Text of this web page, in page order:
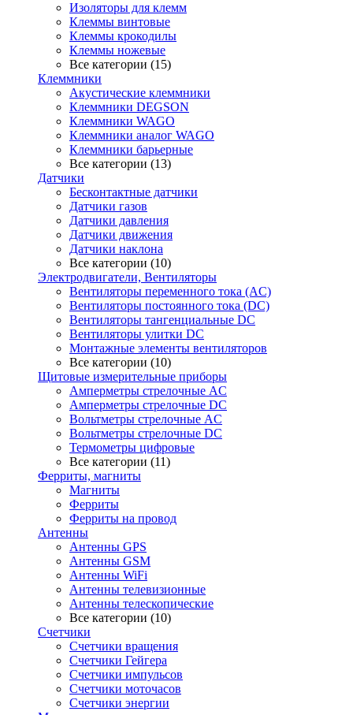
Изоляторы для клемм
Клеммы винтовые
Клеммы крокодилы
Клеммы ножевые
Все категории (15)
Клеммники
Акустические клеммники
Клеммники DEGSON
Клеммники WAGO
Клеммники аналог WAGO
Клеммники барьерные
Все категории (13)
Датчики
Бесконтактные датчики
Датчики газов
Датчики давления
Датчики движения
Датчики наклона
Все категории (10)
Электродвигатели, Вентиляторы
Вентиляторы переменного тока (AC)
Вентиляторы постоянного тока (DC)
Вентиляторы тангенциальные DC
Вентиляторы улитки DC
Монтажные элементы вентиляторов
Все категории (10)
Щитовые измерительные приборы
Амперметры стрелочные AC
Амперметры стрелочные DC
Вольтметры стрелочные AC
Вольтметры стрелочные DC
Термометры цифровые
Все категории (11)
Ферриты, магниты
Магниты
Ферриты
Ферриты на провод
Антенны
Антенны GPS
Антенны GSM
Антенны WiFi
Антенны телевизионные
Антенны телескопические
Все категории (10)
Счетчики
Счетчики вращения
Счетчики Гейгера
Счетчики импульсов
Счетчики моточасов
Счетчики энергии